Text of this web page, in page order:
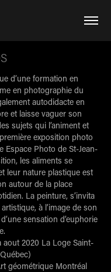
d’une formation en
en photographie du
autodidacte en
et laisse vaguer son
sujets qui l’animent et
exposition photo
Espace Photo de St-Jean-
les aliments se
leur nature plastique est
autour de la place
La peinture, s’invita
à l’image de son
sensation d’euphorie
aout 2020 La Loge Saint-
géométrique Montréal